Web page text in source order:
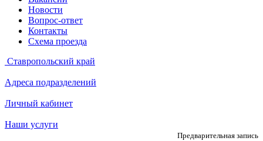
Новости
Вопрос-ответ
Контакты
Схема проезда
Ставропольский край
Адреса подразделений
Личный кабинет
Наши услуги
Предварительная запись